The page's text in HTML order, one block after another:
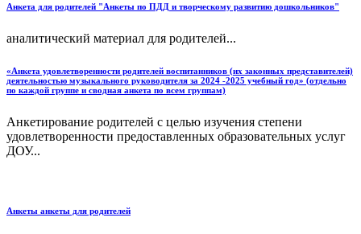
Анкета для родителей "Анкеты по ПДД и творческому развитию дошкольников"
аналитический материал для родителей...
«Анкета удовлетворенности родителей воспитанников (их законных представителей)
деятельностью музыкального руководителя за 2024 -2025 учебный год» (отдельно
по каждой группе и сводная анкета по всем группам)
Анкетирование родителей с целью изучения степени
удовлетворенности предоставленных образовательных услуг
ДОУ...
Анкеты анкеты для родителей